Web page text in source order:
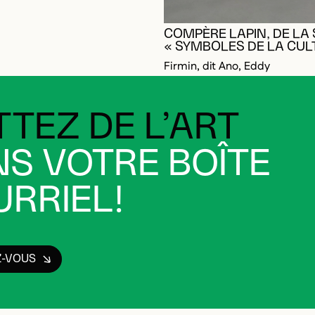
COMPÈRE LAPIN, DE LA
« SYMBOLES DE LA
Firmin, dit Ano, Eddy
DE L’ART
VOTRE BOÎTE
VOUS